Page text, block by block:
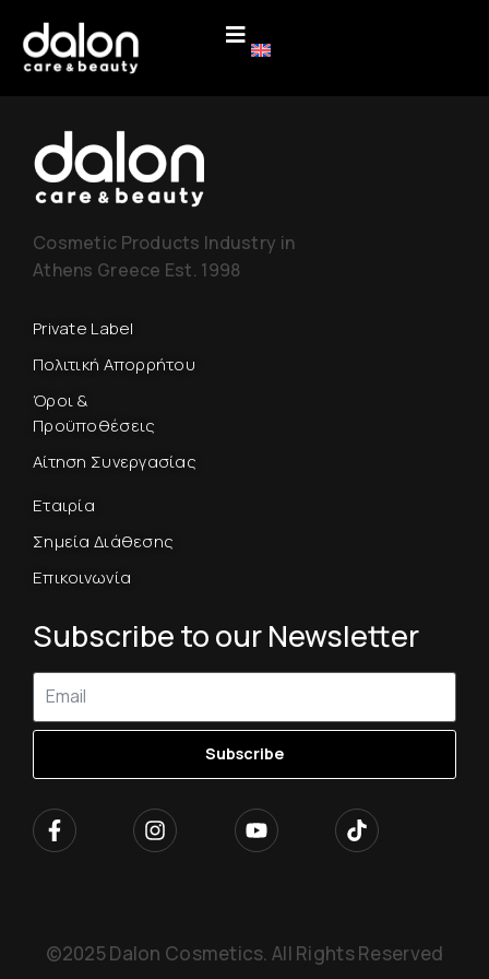
Cosmetic Products Industry in
Athens Greece Est. 1998
Private Label
Πολιτική Απορρήτου
Όροι &
Προϋποθέσεις
Αίτηση Συνεργασίας
Εταιρία
Σημεία Διάθεσης
Επικοινωνία
Subscribe to our Newsletter
Subscribe
©2025 Dalon Cosmetics. All Rights Reserved